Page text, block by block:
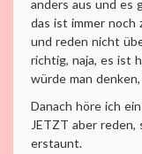
anders aus und es
das ist immer noch
und reden nicht
richtig, naja, es ist
würde man denken,
Danach höre ich
JETZT aber reden,
erstaunt.